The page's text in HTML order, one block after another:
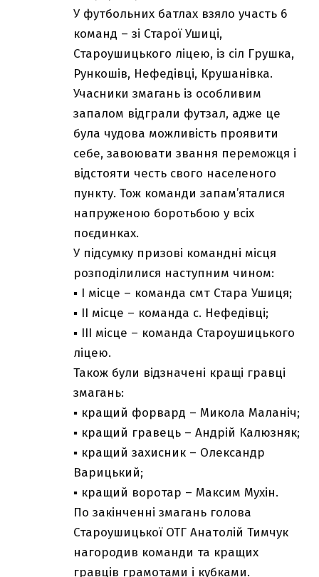
У футбольних батлах взяло участь 6
команд – зі Старої Ушиці,
Староушицького ліцею, із сіл Грушка,
Рункошів, Нефедівці, Крушанівка.
Учасники змагань із особливим
запалом відграли футзал, адже це
була чудова можливість проявити
себе, завоювати звання переможця і
відстояти честь свого населеного
пункту. Тож команди запам’яталися
напруженою боротьбою у всіх
поєдинках.
У підсумку призові командні місця
розподілилися наступним чином:
▪ І місце – команда смт Стара Ушиця;
▪ ІІ місце – команда с. Нефедівці;
▪ ІІІ місце – команда Староушицького
ліцею.
Також були відзначені кращі гравці
змагань:
▪ кращий форвард – Микола Маланіч;
▪ кращий гравець – Андрій Калюзняк;
▪ кращий захисник – Олександр
Варицький;
▪ кращий воротар – Максим Мухін.
По закінченні змагань голова
Староушицької ОТГ Анатолій Тимчук
нагородив команди та кращих
гравців грамотами і кубками.